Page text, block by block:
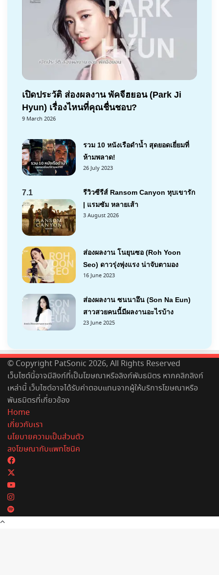
เปิดประวัติ ส่องผลงาน พัคจีฮยอน (Park Ji
Hyun) เรื่องไหนที่คุณชื่นชอบ?
9 March 2026
รวม 10 หนังเรือดำน้ำ สุดยอดเยี่ยมที่
ห้ามพลาด!
26 July 2023
7.1
รีวิวซีรีส์ Ransom Canyon หุบเขารัก
| แรมซัม หลายเส้า
3 August 2026
ส่องผลงาน โนยุนซอ (Roh Yoon
Seo) ดาวรุ่งพุ่งแรง น่าจับตามอง
16 June 2023
ส่องผลงาน ซนนาอึน (Son Na Eun)
สาวสวยคนนี้มีผลงานอะไรบ้าง
23 June 2025
© Copyright PatSonic 2026, All Rights Reserved
เว็บไซต์นี้อาจมีลิงก์ที่เป็นโฆษณาหรือลิงก์พันธมิตร หากคลิกลิงก์
เหล่านี้ เว็บไซต์อาจได้รับค่าตอบแทนจากผู้ให้บริการโฆษณาหรือ
พันธมิตรที่เกี่ยวข้อง
Home
เกี่ยวกับเรา
นโยบายความเป็นส่วนตัว
ลงโฆษณากับแพทโซนิค